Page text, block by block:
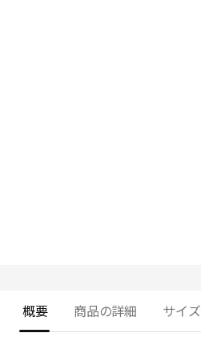
概要 商品の詳細 サイズ